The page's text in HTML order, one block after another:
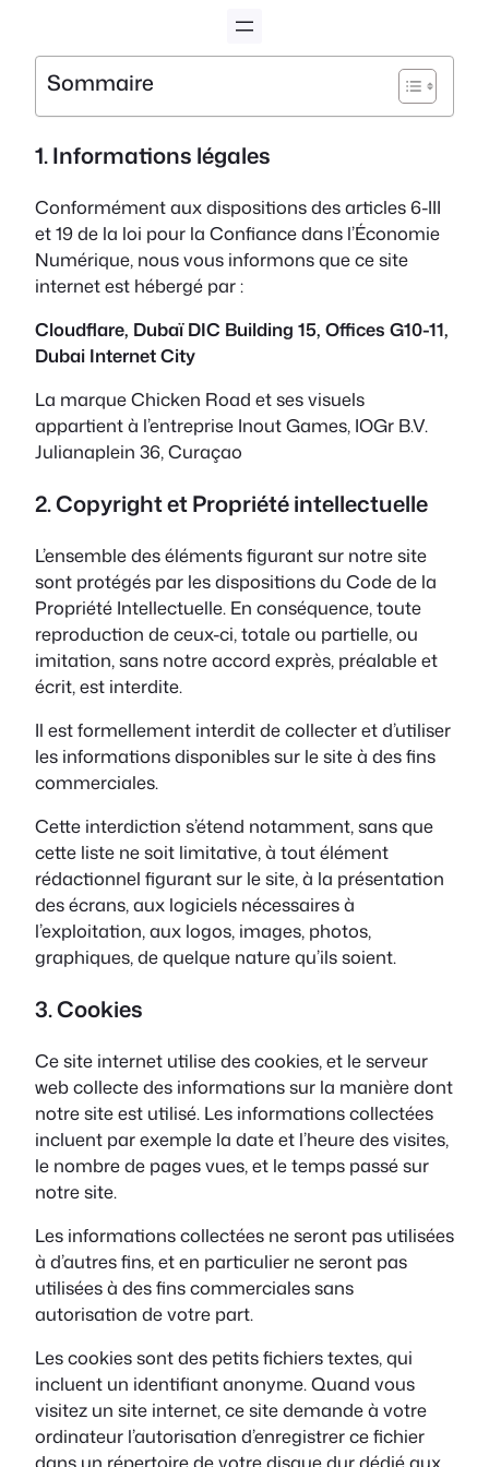
contenuSommaire
1. Informations légales
Conformément aux dispositions des articles 6-III
et 19 de la loi pour la Confiance dans l’Économie
Numérique, nous vous informons que ce site
internet est hébergé par :
Cloudflare, Dubaï DIC Building 15, Offices G10-11,
Dubai Internet City
La marque Chicken Road et ses visuels
appartient à l’entreprise Inout Games, IOGr B.V.
Julianaplein 36, Curaçao
2. Copyright et Propriété intellectuelle
L’ensemble des éléments figurant sur notre site
sont protégés par les dispositions du Code de la
Propriété Intellectuelle. En conséquence, toute
reproduction de ceux-ci, totale ou partielle, ou
imitation, sans notre accord exprès, préalable et
écrit, est interdite.
Il est formellement interdit de collecter et d’utiliser
les informations disponibles sur le site à des fins
commerciales.
Cette interdiction s’étend notamment, sans que
cette liste ne soit limitative, à tout élément
rédactionnel figurant sur le site, à la présentation
des écrans, aux logiciels nécessaires à
l’exploitation, aux logos, images, photos,
graphiques, de quelque nature qu’ils soient.
3. Cookies
Ce site internet utilise des cookies, et le serveur
web collecte des informations sur la manière dont
notre site est utilisé. Les informations collectées
incluent par exemple la date et l’heure des visites,
le nombre de pages vues, et le temps passé sur
notre site.
Les informations collectées ne seront pas utilisées
à d’autres fins, et en particulier ne seront pas
utilisées à des fins commerciales sans
autorisation de votre part.
Les cookies sont des petits fichiers textes, qui
incluent un identifiant anonyme. Quand vous
visitez un site internet, ce site demande à votre
ordinateur l’autorisation d’enregistrer ce fichier